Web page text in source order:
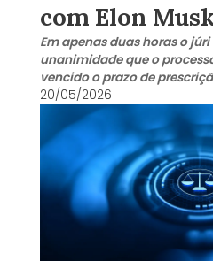
com Elon
Em apenas duas horas o
unanimidade que o
vencido o prazo de
20/05/2026